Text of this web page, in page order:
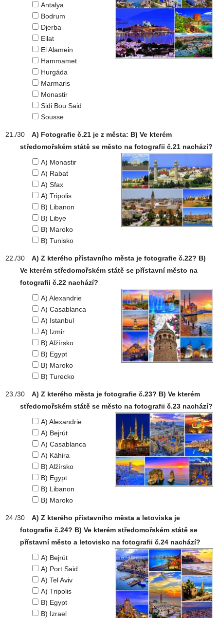
Antalya
Bodrum
Djerba
Eilat
El Alamein
Hammamet
Hurgáda
Marmaris
Monastir
Sidi Bou Said
Sousse
A) Fotografie č.21 je z města: B) Ve kterém
středomořském státě se město na fotografii č.21 nachází?
A) Monastir
A) Rabat
A) Sfax
A) Tripolis
B) Libanon
B) Libye
B) Maroko
B) Tunisko
A) Z kterého přístavního města je fotografie č.22? B)
Ve kterém středomořském státě se přístavní město na
fotografii č.22 nachází?
A) Alexandrie
A) Casablanca
A) Istanbul
A) Izmir
B) Alžírsko
B) Egypt
B) Maroko
B) Turecko
A) Z kterého města je fotografie č.23? B) Ve kterém
středomořském státě se město na fotografii č.23 nachází?
A) Alexandrie
A) Bejrút
A) Casablanca
A) Káhira
B) Alžírsko
B) Egypt
B) Libanon
B) Maroko
A) Z kterého přístavního města a letoviska je
fotografie č.24? B) Ve kterém středomořském státě se
přístavní město a letovisko na fotografii č.24 nachází?
A) Bejrút
A) Port Said
A) Tel Aviv
A) Tripolis
B) Egypt
B) Izrael